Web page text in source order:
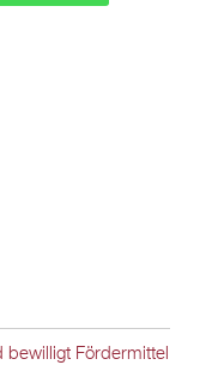
Fördermittel